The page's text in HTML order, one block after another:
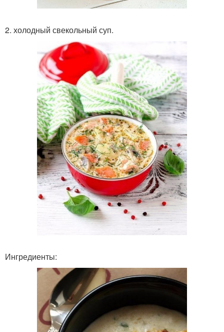
2. холодный свекольный суп.
Ингредиенты: